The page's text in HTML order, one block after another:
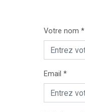
Votre nom *
Email *